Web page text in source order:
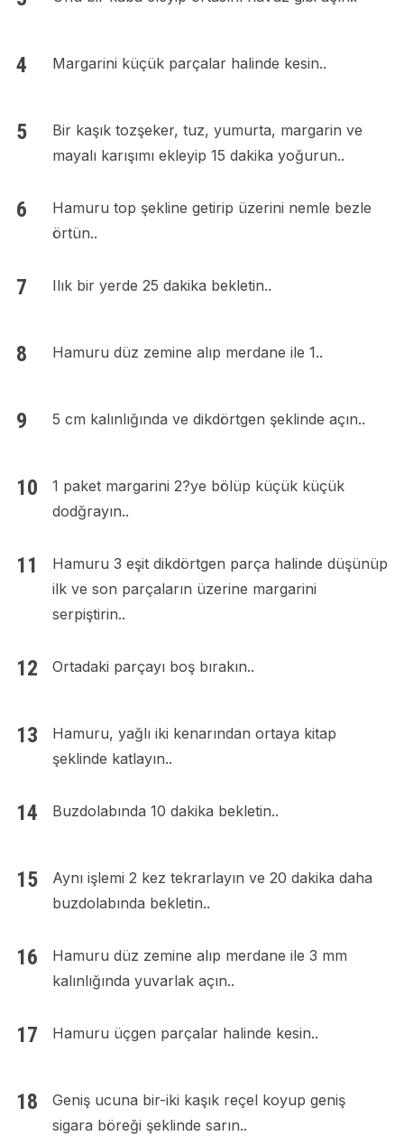
Margarini küçük parçalar halinde kesin..
Bir kaşık tozşeker, tuz, yumurta, margarin ve
mayalı karışımı ekleyip 15 dakika yoğurun..
Hamuru top şekline getirip üzerini nemle bezle
örtün..
Ilık bir yerde 25 dakika bekletin..
Hamuru düz zemine alıp merdane ile 1..
5 cm kalınlığında ve dikdörtgen şeklinde açın..
1 paket margarini 2?ye bölüp küçük küçük
dodğrayın..
Hamuru 3 eşit dikdörtgen parça halinde düşünüp
ilk ve son parçaların üzerine margarini
serpiştirin..
Ortadaki parçayı boş bırakın..
Hamuru, yağlı iki kenarından ortaya kitap
şeklinde katlayın..
Buzdolabında 10 dakika bekletin..
Aynı işlemi 2 kez tekrarlayın ve 20 dakika daha
buzdolabında bekletin..
Hamuru düz zemine alıp merdane ile 3 mm
kalınlığında yuvarlak açın..
Hamuru üçgen parçalar halinde kesin..
Geniş ucuna bir-iki kaşık reçel koyup geniş
sigara böreği şeklinde sarın..